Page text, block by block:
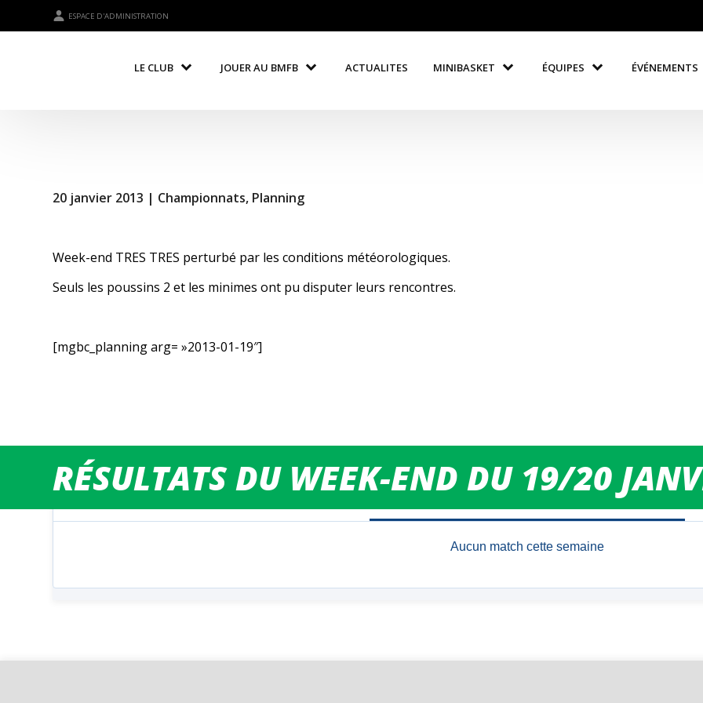
ESPACE D'ADMINISTRATION
LE CLUB JOUER AU BMFB ACTUALITES MINIBASKET ÉQUIPES ÉVÉNEMENTS
RÉSULTATS DU WEEK-END DU 19/20
20 janvier 2013 | Championnats, Planning
Week-end TRES TRES perturbé par les conditions météorologiques.
Seuls les poussins 2 et les minimes ont pu disputer leurs rencontres.
[mgbc_planning arg= »2013-01-19″]